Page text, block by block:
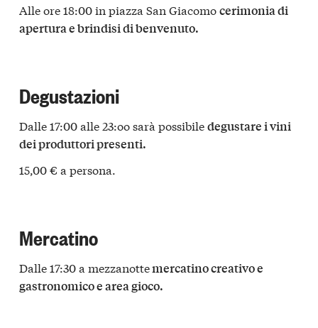
Alle ore 18:00 in piazza San Giacomocerimonia di
apertura e brindisi di benvenuto.
Degustazioni
Dalle 17:00 alle 23:oo sarà possibiledegustare i vini
dei produttori presenti.
15,00 € a persona.
Mercatino
Dalle 17:30 a mezzanottemercatino creativo e
gastronomico e area gioco.